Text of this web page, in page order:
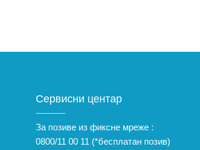
Сервисни центар
За позиве из фиксне мреже :
0800/11 00 11 (*бесплатан позив)